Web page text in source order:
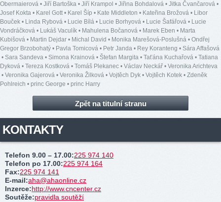
Obermaierová • Jiří Bartoška • Jiří Krampol • Jiřina Bohdalová • Jitka Čvančarová •
Josef Kokta • Karel Gott• Karel Šíp • Kate Middleton • Kateřina Brožová • Libor
Bouček • Linda Rybová • Lucie Bílá • Lucie Borhyová • Lucie Šafářová • Lucie
Vondráčková • Lukáš Vaculík • Mahulena Bočanová • Marek Eben • Marta
Kubišová • Martin Dejdar • Michal David • Monika Marešová-Poslušná • Ondřej
Gregor Brzobohatý • Pavla Tomicová • Petr Janda • Rey Koranteng • Sára Affašová
• Sara Sandeva • Simona Krainová • Štefan Margita • Taťána Kuchařová • Tatiana
Dyková • Tereza Kostková • Tomáš Plekanec • Václav Neckář • Veronika Arichteva
• Veronika Gajerová • Veronika Žilková • Vojtěch Dyk • Vojtěch Kotek • Zdeněk
Pohlreich • princ George • princ Harry
Zpět na titulní stranu
KONTAKTY
Telefon 9.00 – 17.00:225 974 140
Telefon po 17.00:225 974 164
Fax:225 974 141
E-mail:aha@ahaonline.cz
Inzerce:http://www.cncenter.cz
Soutěže:pravidla soutěží